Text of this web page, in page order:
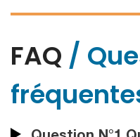
FAQ /